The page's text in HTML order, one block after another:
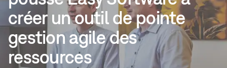
créer un outil de pointe
gestion agile des
ressources